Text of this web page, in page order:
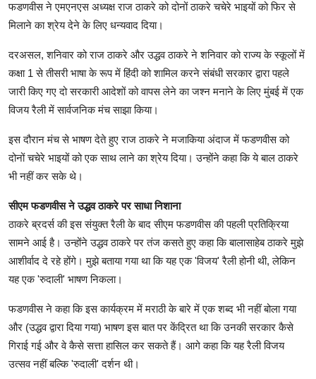
फडणवीस ने एमएनएस अध्यक्ष राज ठाकरे को दोनों ठाकरे चचेरे भाइयों को फिर से
मिलाने का श्रेय देने के लिए धन्यवाद दिया।
दरअसल, शनिवार को राज ठाकरे और उद्धव ठाकरे ने शनिवार को राज्य के स्कूलों में
कक्षा 1 से तीसरी भाषा के रूप में हिंदी को शामिल करने संबंधी सरकार द्वारा पहले
जारी किए गए दो सरकारी आदेशों को वापस लेने का जश्न मनाने के लिए मुंबई में एक
विजय रैली में सार्वजनिक मंच साझा किया।
इस दौरान मंच से भाषण देते हुए राज ठाकरे ने मजाकिया अंदाज में फडणवीस को
दोनों चचेरे भाइयों को एक साथ लाने का श्रेय दिया। उन्होंने कहा कि ये बाल ठाकरे
भी नहीं कर सके थे।
सीएम फडणवीस ने उद्धव ठाकरे पर साधा निशाना
ठाकरे ब्रदर्स की इस संयुक्त रैली के बाद सीएम फडणवीस की पहली प्रतिक्रिया
सामने आई है। उन्होंने उद्धव ठाकरे पर तंज कसते हुए कहा कि बालासाहेब ठाकरे मुझे
आशीर्वाद दे रहे होंगे। मुझे बताया गया था कि यह एक 'विजय' रैली होनी थी, लेकिन
यह एक 'रुदाली' भाषण निकला।
फडणवीस ने कहा कि इस कार्यक्रम में मराठी के बारे में एक शब्द भी नहीं बोला गया
और (उद्धव द्वारा दिया गया) भाषण इस बात पर केंद्रित था कि उनकी सरकार कैसे
गिराई गई और वे कैसे सत्ता हासिल कर सकते हैं। आगे कहा कि यह रैली विजय
उत्सव नहीं बल्कि 'रुदाली' दर्शन थी।